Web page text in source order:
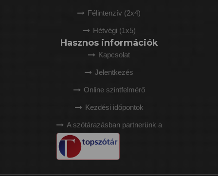
Félintenzív (2x4)
Hétvégi (1x5)
Hasznos információk
Kapcsolat
Jelentkezés
Online szintfelmérő
Kezdési időpontok
A szótárazásban partnerünk a